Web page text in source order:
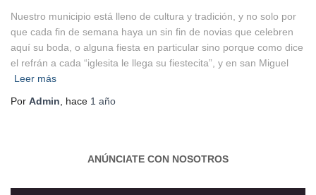
Nuestro municipio está lleno de cultura y tradición, y no solo por
que cada fin de semana haya un sin fin de novias que celebren
aquí su boda, o alguna fiesta en particular sino porque como dice
el refrán a cada “iglesita le llega su fiestecita”, y en san Miguel
Leer más
Por Admin , hace 1 año
ANÚNCIATE CON NOSOTROS